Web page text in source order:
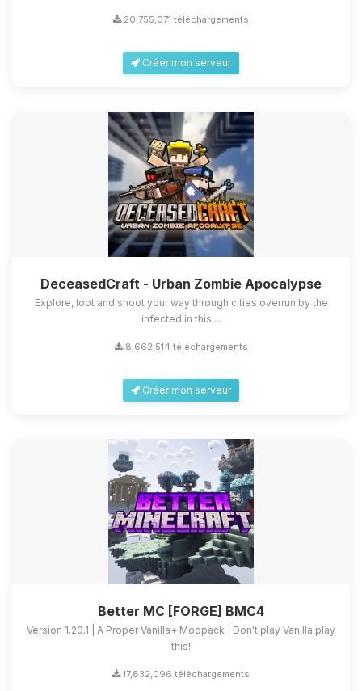
20,755,071 téléchargements
Créer mon serveur
DeceasedCraft - Urban Zombie Apocalypse
Explore, loot and shoot your way through cities overrun by the
infected in this ...
8,662,514 téléchargements
Créer mon serveur
Better MC [FORGE] BMC4
Version 1.20.1 | A Proper Vanilla+ Modpack | Don't play Vanilla play
this!
17,832,096 téléchargements